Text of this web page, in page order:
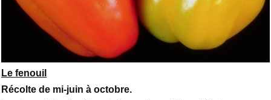
Le fenouil
Récolte de mi-juin à octobre.